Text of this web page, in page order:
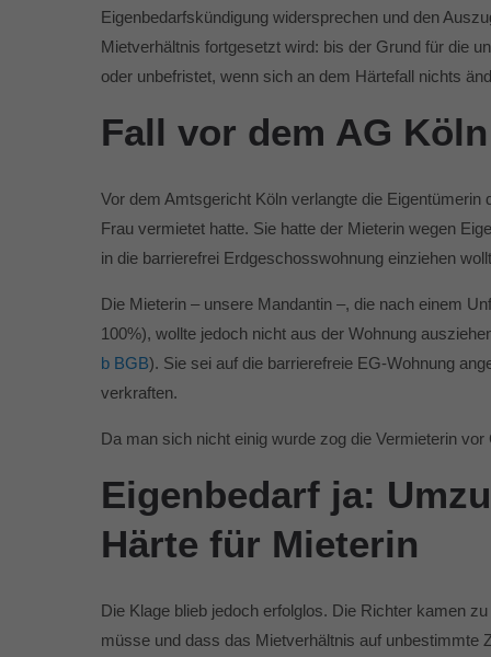
Eigenbedarfskündigung widersprechen und den
Mietverhältnis fortgesetzt wird: bis der Grund für die
oder unbefristet, wenn sich an dem Härtefall nichts
Fall vor dem AG Köln
Vor dem Amtsgericht Köln verlangte die
Frau vermietet hatte. Sie hatte der Mieterin wegen
in die barrierefrei Erdgeschosswohnung einziehen
Die Mieterin – unsere Mandantin –, die nach einem
100%), wollte jedoch nicht aus der Wohnung
b BGB). Sie sei auf die barrierefreie EG-Wohnung
verkraften.
Da man sich nicht einig wurde zog die Vermieterin
Eigenbedarf ja:
Härte für Mieterin
Die Klage blieb jedoch erfolglos. Die Richter kamen
müsse und dass das Mietverhältnis auf unbestimmte